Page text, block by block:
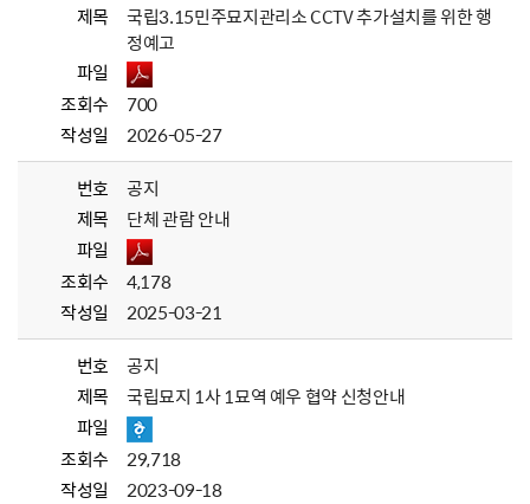
제목
국립3.15민주묘지관리소 CCTV 추가설치를 위한 행
정예고
파일
조회수
700
작성일
2026-05-27
번호
공지
제목
단체 관람 안내
파일
조회수
4,178
작성일
2025-03-21
번호
공지
제목
국립묘지 1사 1묘역 예우 협약 신청안내
파일
조회수
29,718
작성일
2023-09-18